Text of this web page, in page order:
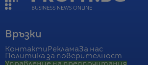
Връзки
Контакти РекламаЗа нас
Политика за поверителност